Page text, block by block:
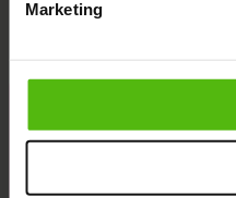
Marketing